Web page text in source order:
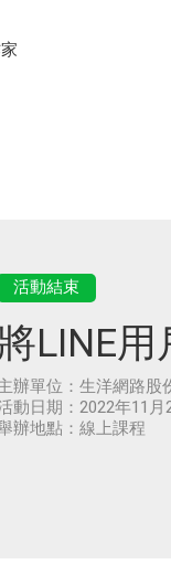
活動結束
將LINE
辦單位：生洋網路股
動日期： 2022年11月
辦地點：線上課程